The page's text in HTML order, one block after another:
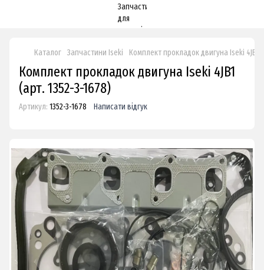
Каталог Запчастини Iseki Комплект прокладок двигуна Iseki 4JB1
Комплект прокладок двигуна Iseki 4JB1
(арт. 1352-3-1678)
Артикул: 1352-3-1678 Написати відгук